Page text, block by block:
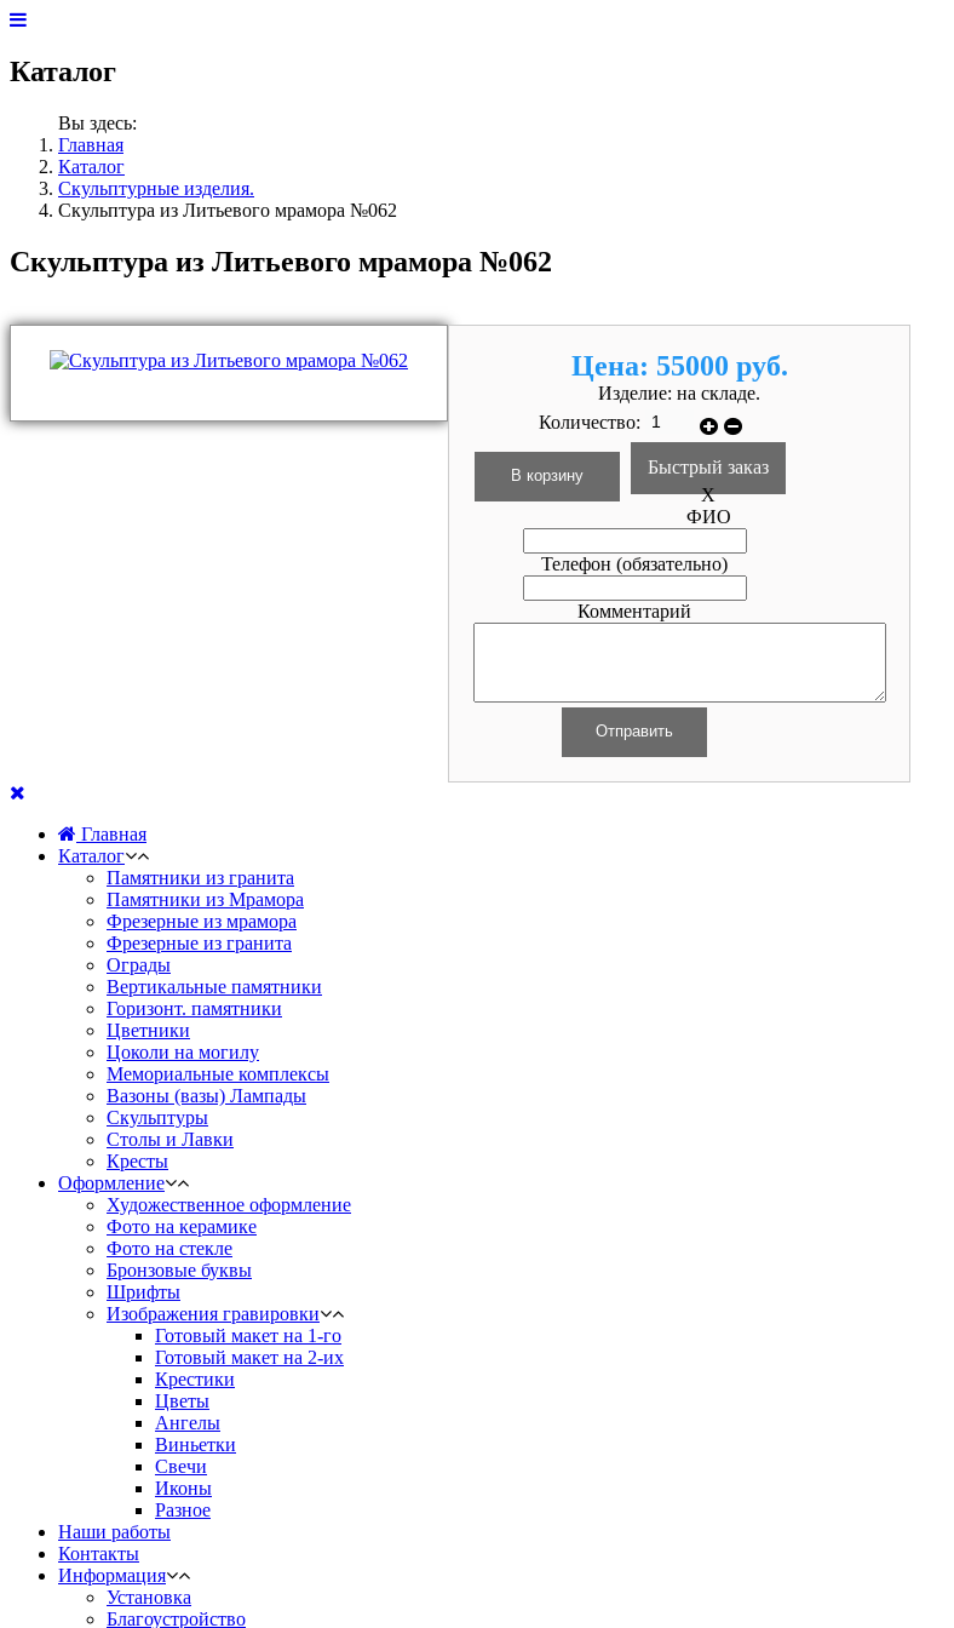
Каталог
Вы здесь:
Главная
Каталог
Скульптурные изделия.
Скульптура из Литьевого мрамора №062
Скульптура из Литьевого мрамора №062
Цена: 55000 руб.
Изделие: на складе.
Количество:
Быстрый заказ
X
ФИО
Телефон (обязательно)
Комментарий
Главная
Каталог
Памятники из гранита
Памятники из Мрамора
Фрезерные из мрамора
Фрезерные из гранита
Ограды
Вертикальные памятники
Горизонт. памятники
Цветники
Цоколи на могилу
Мемориальные комплексы
Вазоны (вазы) Лампады
Скульптуры
Столы и Лавки
Кресты
Оформление
Художественное оформление
Фото на керамике
Фото на стекле
Бронзовые буквы
Шрифты
Изображения гравировки
Готовый макет на 1-го
Готовый макет на 2-их
Крестики
Цветы
Ангелы
Виньетки
Свечи
Иконы
Разное
Наши работы
Контакты
Информация
Установка
Благоустройство